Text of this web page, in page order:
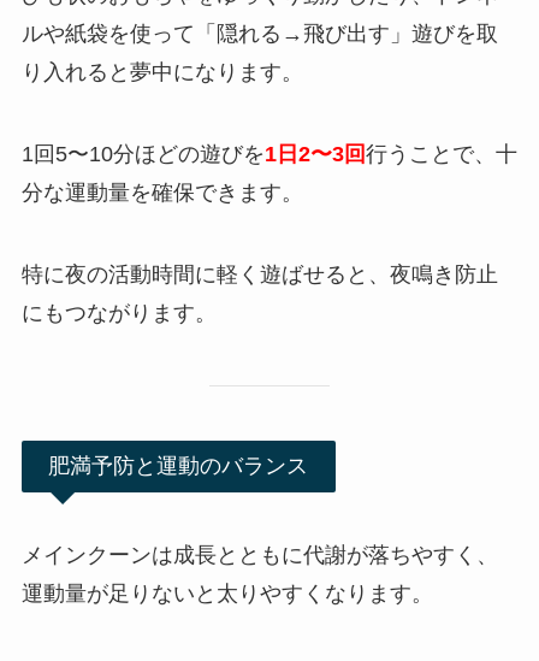
ルや紙袋を使って「隠れる→飛び出す」遊びを取
り入れると夢中になります。
1回5〜10分ほどの遊びを1日2〜3回行うことで、十
分な運動量を確保できます。
特に夜の活動時間に軽く遊ばせると、夜鳴き防止
にもつながります。
肥満予防と運動のバランス
メインクーンは成長とともに代謝が落ちやすく、
運動量が足りないと太りやすくなります。